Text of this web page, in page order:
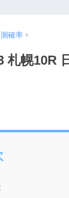
確率
札幌10R